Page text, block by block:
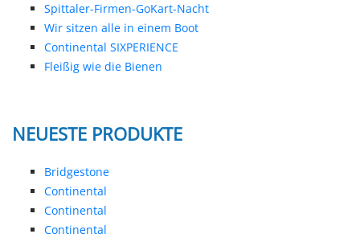
Spittaler-Firmen-GoKart-Nacht
Wir sitzen alle in einem Boot
Continental SIXPERIENCE
Fleißig wie die Bienen
NEUESTE PRODUKTE
Bridgestone
Continental
Continental
Continental